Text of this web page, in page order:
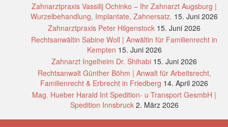
Zahnarztpraxis Vassilij Ochinko – Ihr Zahnarzt Augsburg |
Wurzelbehandlung, Implantate, Zahnersatz. 15. Juni 2026
Zahnarztpraxis Peter Hilgenstock 15. Juni 2026
Rechtsanwältin Sabine Woll | Anwältin für Familienrecht in
Kempten 15. Juni 2026
Zahnarzt Ingelheim Dr. Shihabi 15. Juni 2026
Rechtsanwalt Günther Böhm | Anwalt für Arbeitsrecht,
Familienrecht & Erbrecht in Friedberg 14. April 2026
Mag. Hueber Harald Int Spedition- u Transport GesmbH |
Spedition Innsbruck 2. März 2026